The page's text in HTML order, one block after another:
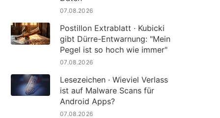
07.08.2026
Postillon Extrablatt · Kubicki
gibt Dürre-Entwarnung: "Mein
Pegel ist so hoch wie immer"
07.08.2026
Lesezeichen · Wieviel Verlass
ist auf Malware Scans für
Android Apps?
07.08.2026